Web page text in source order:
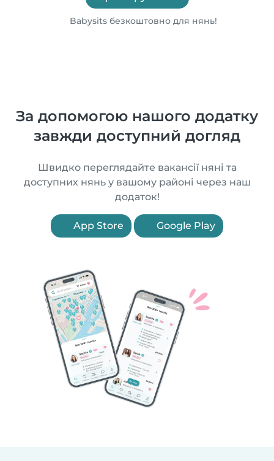
Babysits безкоштовно для нянь!
За допомогою нашого додатку
завжди доступний догляд
Швидко переглядайте вакансії няні та
доступних нянь у вашому районі через наш
додаток!
App Store Google Play